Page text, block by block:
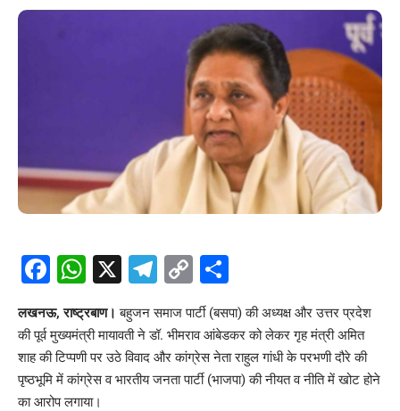
Facebook
WhatsApp
X Telegram
Copy
Link
लखनऊ, राष्ट्रबाण।बहुजन समाज पार्टी (बसपा) की अध्यक्ष और उत्तर प्रदेश
की पूर्व मुख्यमंत्री मायावती ने डॉ. भीमराव आंबेडकर को लेकर गृह मंत्री अमित
शाह की टिप्पणी पर उठे विवाद और कांग्रेस नेता राहुल गांधी के परभणी दौरे की
पृष्ठभूमि में कांग्रेस व भारतीय जनता पार्टी (भाजपा) की नीयत व नीति में खोट होने
का आरोप लगाया।